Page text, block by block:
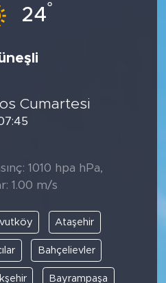
24°
Cumartesi
1010 hpa hPa,
1.00 m/s
Ataşehir
Bahçelievler
Bayrampaşa